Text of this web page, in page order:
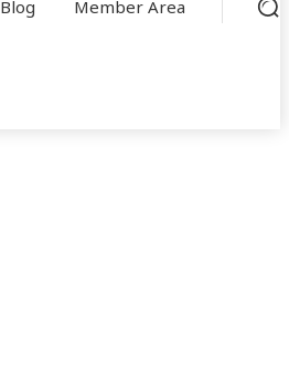
Blog Member Area